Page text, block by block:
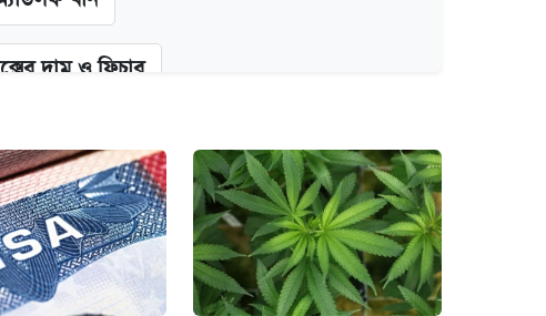
দাম ও ফিচার
গেল